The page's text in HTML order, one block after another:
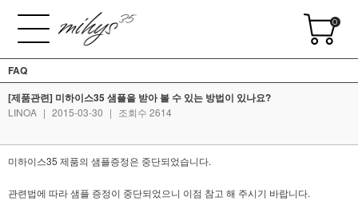
0
FAQ
[제품관련] 미하이스35 샘플을 받아 볼 수 있는 방법이 있나요?
LINOA | 2015-03-30 | 조회수 2614
미하이스35 제품의 샘플증정은 중단되었습니다.
관련법에 따라 샘플 증정이 중단되었으니 이점 참고 해 주시기 바랍니다.